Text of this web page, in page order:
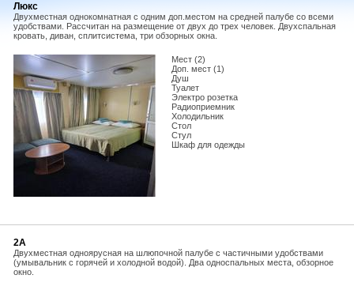
Люкс
Двухместная однокомнатная с одним доп.местом на средней палубе со всеми
удобствами. Рассчитан на размещение от двух до трех человек. Двухспальная
кровать, диван, сплитсистема, три обзорных окна.
Мест (2)
Доп. мест (1)
Душ
Туалет
Электро розетка
Радиоприемник
Холодильник
Стол
Стул
Шкаф для одежды
2А
Двухместная одноярусная на шлюпочной палубе с частичными удобствами
(умывальник с горячей и холодной водой). Два односпальных места, обзорное
окно.